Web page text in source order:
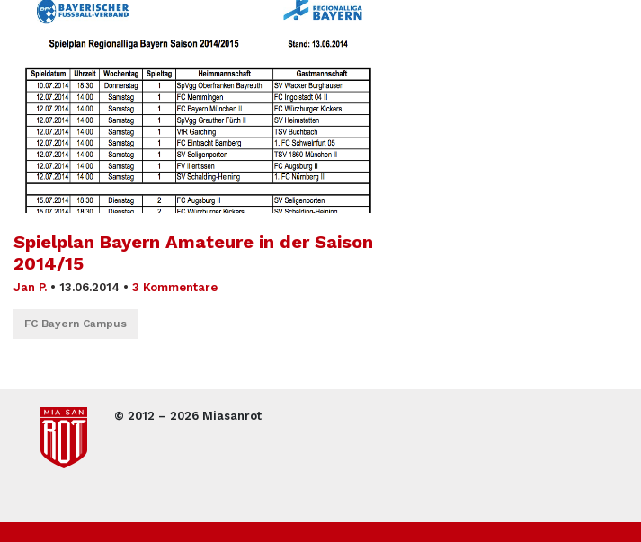
Spielplan Bayern Amateure in der Saison
2014/15
Jan P. • 13.06.2014 • 3 Kommentare
FC Bayern Campus
© 2012 – 2026 Miasanrot